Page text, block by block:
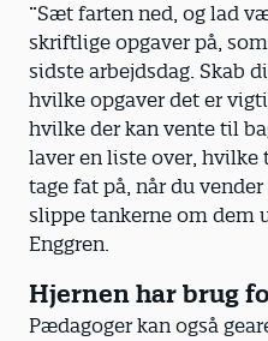
”Sæt farten ned, og lad
skriftlige opgaver på,
sidste arbejdsdag. Skab
hvilke opgaver det er
hvilke der kan vente til
laver en liste over, hvilke
tage fat på, når du
slippe tankerne om dem
Enggren.
Hjernen har brug
Pædagoger kan også